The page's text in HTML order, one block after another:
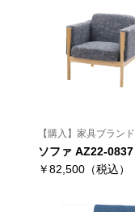
【購入】家具ブランド
ソファ AZ22-0837
￥82,500（税込）